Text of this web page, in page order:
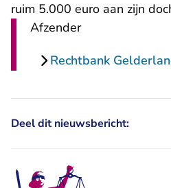
ruim 5.000 euro aan zijn
Afzender
Rechtbank
Deel dit nieuwsbericht: